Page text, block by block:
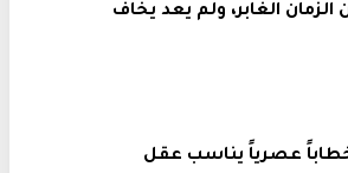
الغابر، ولم يعد يخاف
خطاباً عصرياً يناسب عقل